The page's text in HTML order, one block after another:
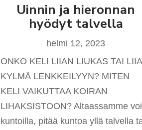
Uinnin ja hieronnan
hyödyt talvella
helmi 12, 2023
ONKO KELI LIIAN LIUKAS TAI
KYLMÄ LENKKEILYYN? MITEN
KELI VAIKUTTAA KOIRAN
LIHAKSISTOON? Altaassamme voi
kuntoilla, pitää kuntoa yllä talvella